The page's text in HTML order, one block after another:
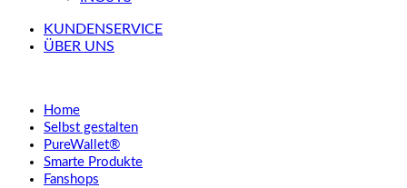
KUNDENSERVICE
ÜBER UNS
Home
Selbst gestalten
PureWallet®
Smarte Produkte
Fanshops